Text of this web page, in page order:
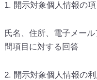
1. 開示対象個人情報の項
氏名、住所、電子メー
問項目に対する回答
2. 開示対象個人情報の